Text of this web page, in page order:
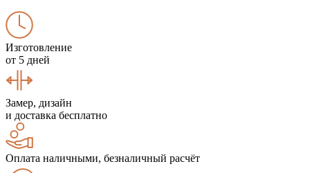
Изготовление
от 5 дней
Замер, дизайн
и доставка бесплатно
Оплата наличными, безналичный расчёт